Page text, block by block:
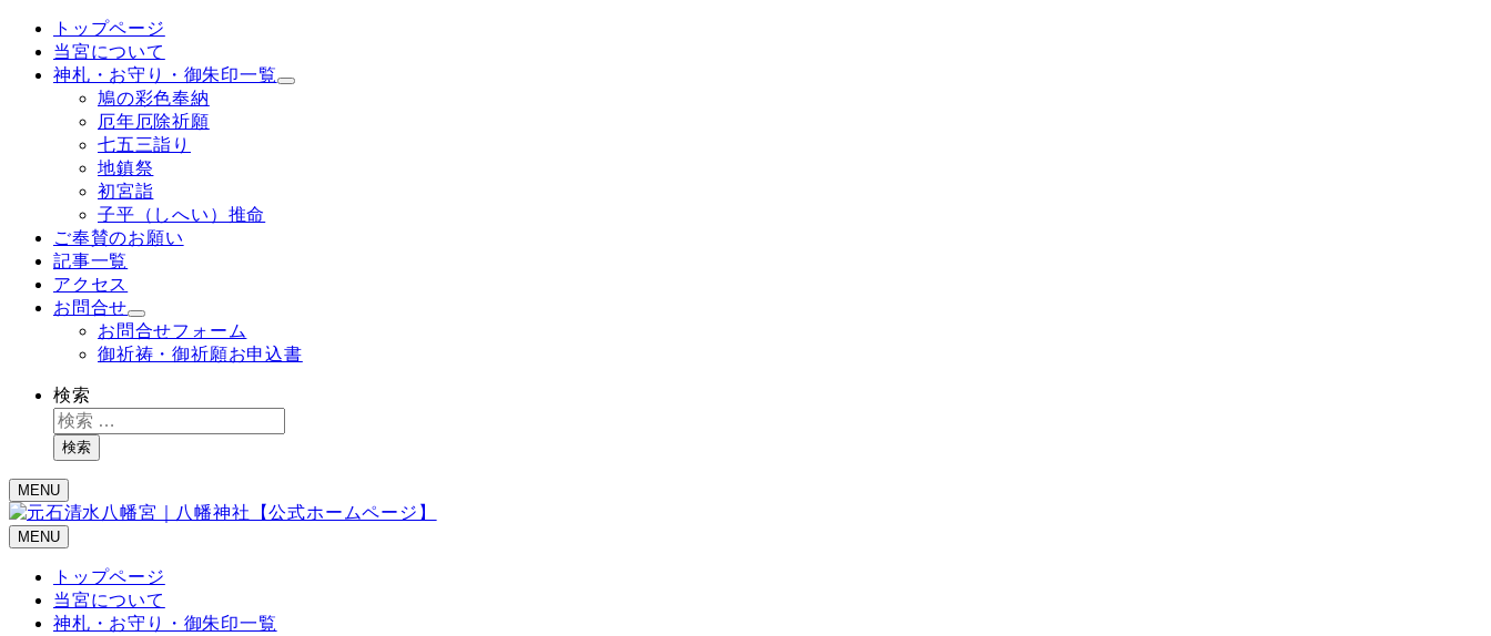
トップページ
当宮について
神札・お守り・御朱印一覧
鳩の彩色奉納
厄年厄除祈願
七五三詣り
地鎮祭
初宮詣
子平（しへい）推命
ご奉賛のお願い
記事一覧
アクセス
お問合せ
お問合せフォーム
御祈祷・御祈願お申込書
検索
検索
MENU
MENU
トップページ
当宮について
神札・お守り・御朱印一覧